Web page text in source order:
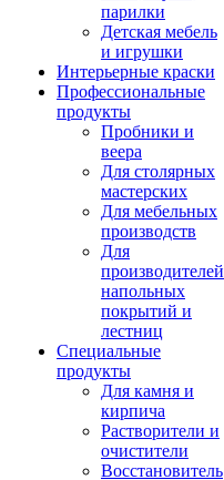
парилки
Детская мебель
и игрушки
Интерьерные краски
Профессиональные
продукты
Пробники и
веера
Для столярных
мастерских
Для мебельных
производств
Для
производителей
напольных
покрытий и
лестниц
Специальные
продукты
Для камня и
кирпича
Растворители и
очистители
Восстановитель